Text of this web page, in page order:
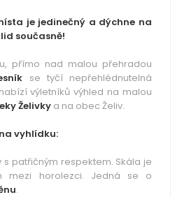
je jedinečný a dýchne na
současně!
přímo nad malou přehradou
se tyčí nepřehlédnutelná
výletníků výhled na malou
Želivky a na obec Želiv.
vyhlídku:
s patřičným respektem. Skála je
mezi horolezci. Jedná se o
.